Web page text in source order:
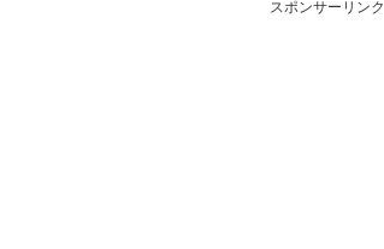
スポンサーリンク